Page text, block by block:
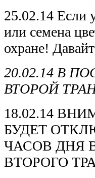
25.02.14 Если
или семена
охране!
20.02.14 В
ВТОРОЙ
18.02.14
БУДЕТ
ЧАСОВ ДНЯ
ВТОРОГО